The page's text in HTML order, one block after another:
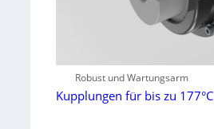
Robust und Wartungsarm
Kupplungen für bis zu 177°C